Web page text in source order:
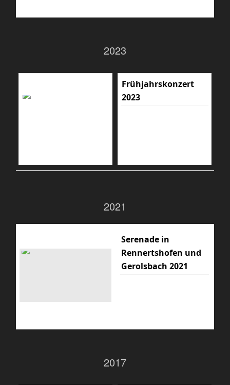
2023
Frühjahrskonzert
2023
2021
Serenade in
Rennertshofen und
Gerolsbach 2021
2017